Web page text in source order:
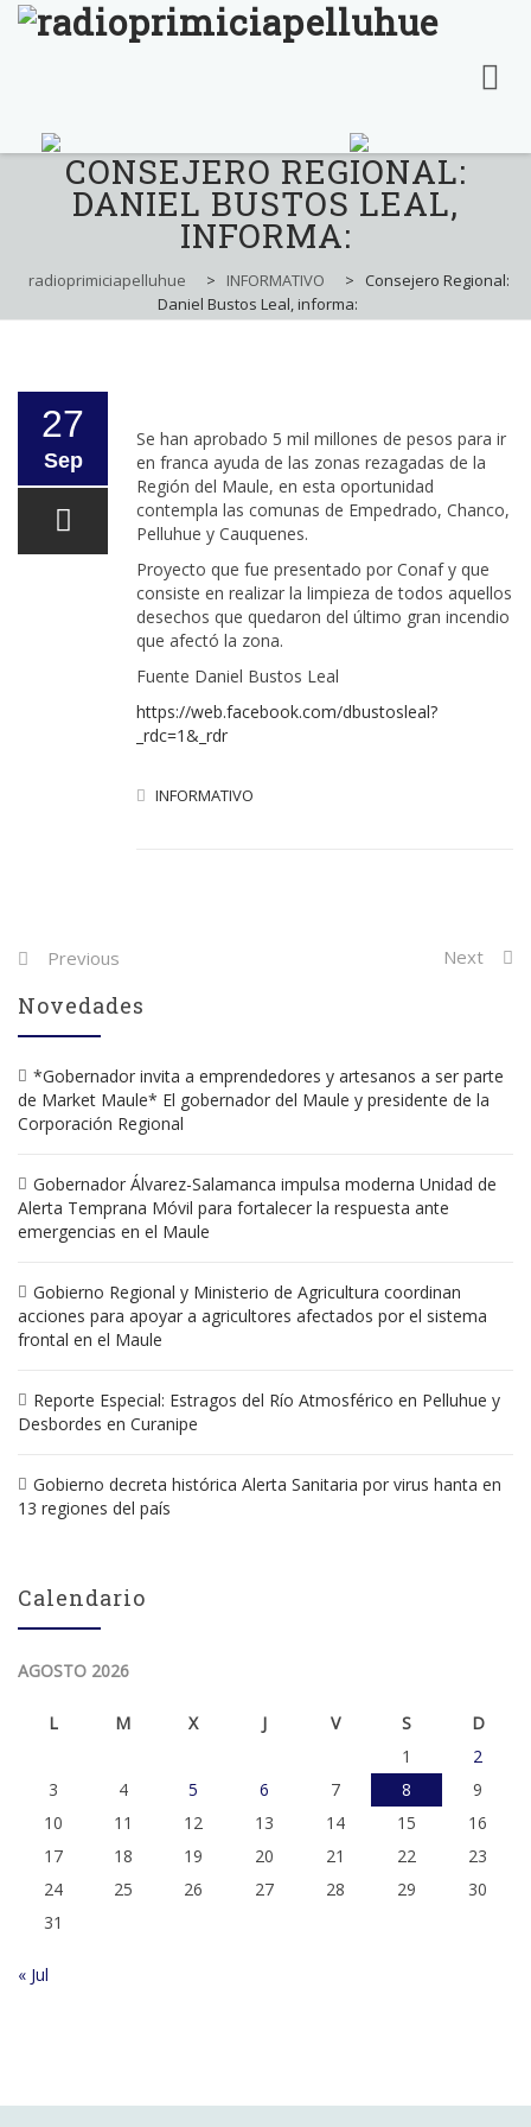
content
CONSEJERO REGIONAL:
DANIEL BUSTOS LEAL,
INFORMA:
radioprimiciapelluhue > INFORMATIVO >
Consejero Regional:
Daniel Bustos Leal, informa:
27
Sep
Se han aprobado 5 mil millones de pesos para ir
en franca ayuda de las zonas rezagadas de la
Región del Maule, en esta oportunidad
contempla las comunas de Empedrado, Chanco,
Pelluhue y Cauquenes.
Proyecto que fue presentado por Conaf y que
consiste en realizar la limpieza de todos aquellos
desechos que quedaron del último gran incendio
que afectó la zona.
Fuente Daniel Bustos Leal
https://web.facebook.com/dbustosleal?
_rdc=1&_rdr
INFORMATIVO
Post
navigation
Previous Next
Novedades
*Gobernador invita a emprendedores y artesanos a ser parte
de Market Maule* El gobernador del Maule y presidente de la
Corporación Regional
Gobernador Álvarez-Salamanca impulsa moderna Unidad de
Alerta Temprana Móvil para fortalecer la respuesta ante
emergencias en el Maule
Gobierno Regional y Ministerio de Agricultura coordinan
acciones para apoyar a agricultores afectados por el sistema
frontal en el Maule
Reporte Especial: Estragos del Río Atmosférico en Pelluhue y
Desbordes en Curanipe
Gobierno decreta histórica Alerta Sanitaria por virus hanta en
13 regiones del país
Calendario
AGOSTO 2026
L M X J V S
D
1
2
3
4 5 6 7 8
9
10
11 12 13 14 15
16
17
18 19 20 21 22
23
24
25 26 27 28 29
30
31
« Jul